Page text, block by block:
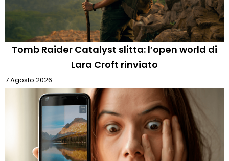
Tomb Raider Catalyst slitta: l’open world di
Lara Croft rinviato
7 Agosto 2026